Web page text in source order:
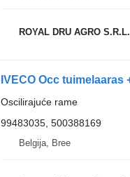
ROYAL DRU AGRO S.R.L.
Oscilirajuće rame
99483035, 500388169
Belgija, Bree